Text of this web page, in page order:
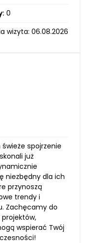
0
wizyta: 06.08.2026
spojrzenie
już
niezbędny dla ich
przynoszą
trendy i
Zachęcamy do
wspierać Twój